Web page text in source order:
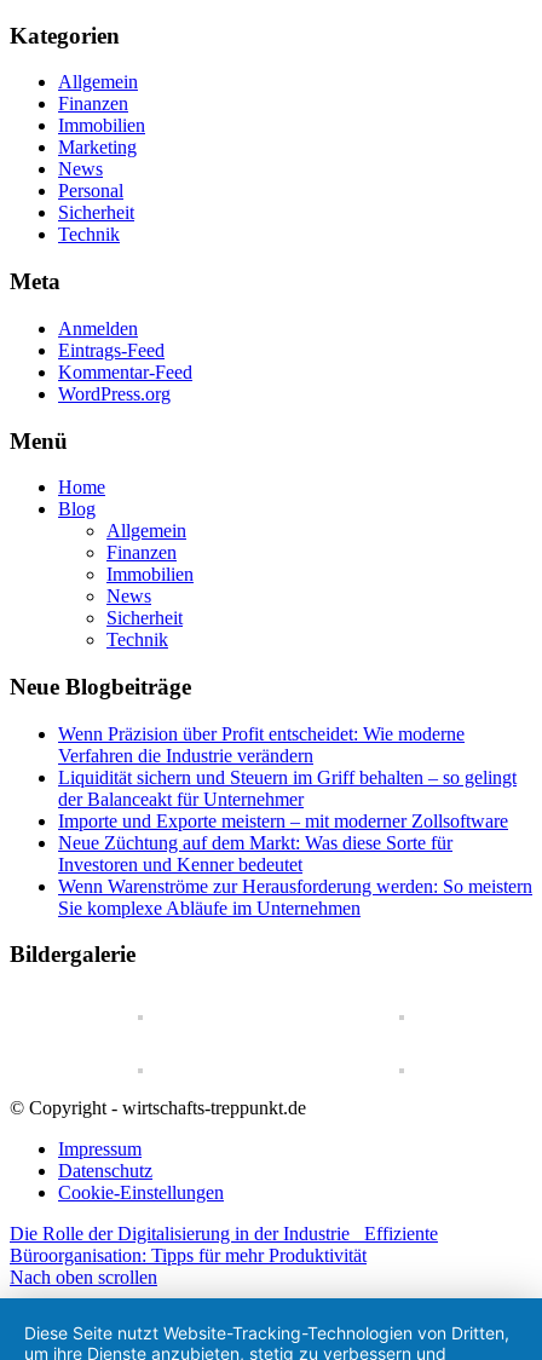
Kategorien
Allgemein
Finanzen
Immobilien
Marketing
News
Personal
Sicherheit
Technik
Meta
Anmelden
Eintrags-Feed
Kommentar-Feed
WordPress.org
Menü
Home
Blog
Allgemein
Finanzen
Immobilien
News
Sicherheit
Technik
Neue Blogbeiträge
Wenn Präzision über Profit entscheidet: Wie moderne
Verfahren die Industrie verändern
Liquidität sichern und Steuern im Griff behalten – so gelingt
der Balanceakt für Unternehmer
Importe und Exporte meistern – mit moderner Zollsoftware
Neue Züchtung auf dem Markt: Was diese Sorte für
Investoren und Kenner bedeutet
Wenn Warenströme zur Herausforderung werden: So meistern
Sie komplexe Abläufe im Unternehmen
Bildergalerie
© Copyright - wirtschafts-treppunkt.de
Impressum
Datenschutz
Cookie-Einstellungen
Die Rolle der Digitalisierung in der Industrie
Effiziente
Büroorganisation: Tipps für mehr Produktivität
Nach oben scrollen
Diese Seite nutzt Website-Tracking-Technologien von Dritten,
um ihre Dienste anzubieten, stetig zu verbessern und